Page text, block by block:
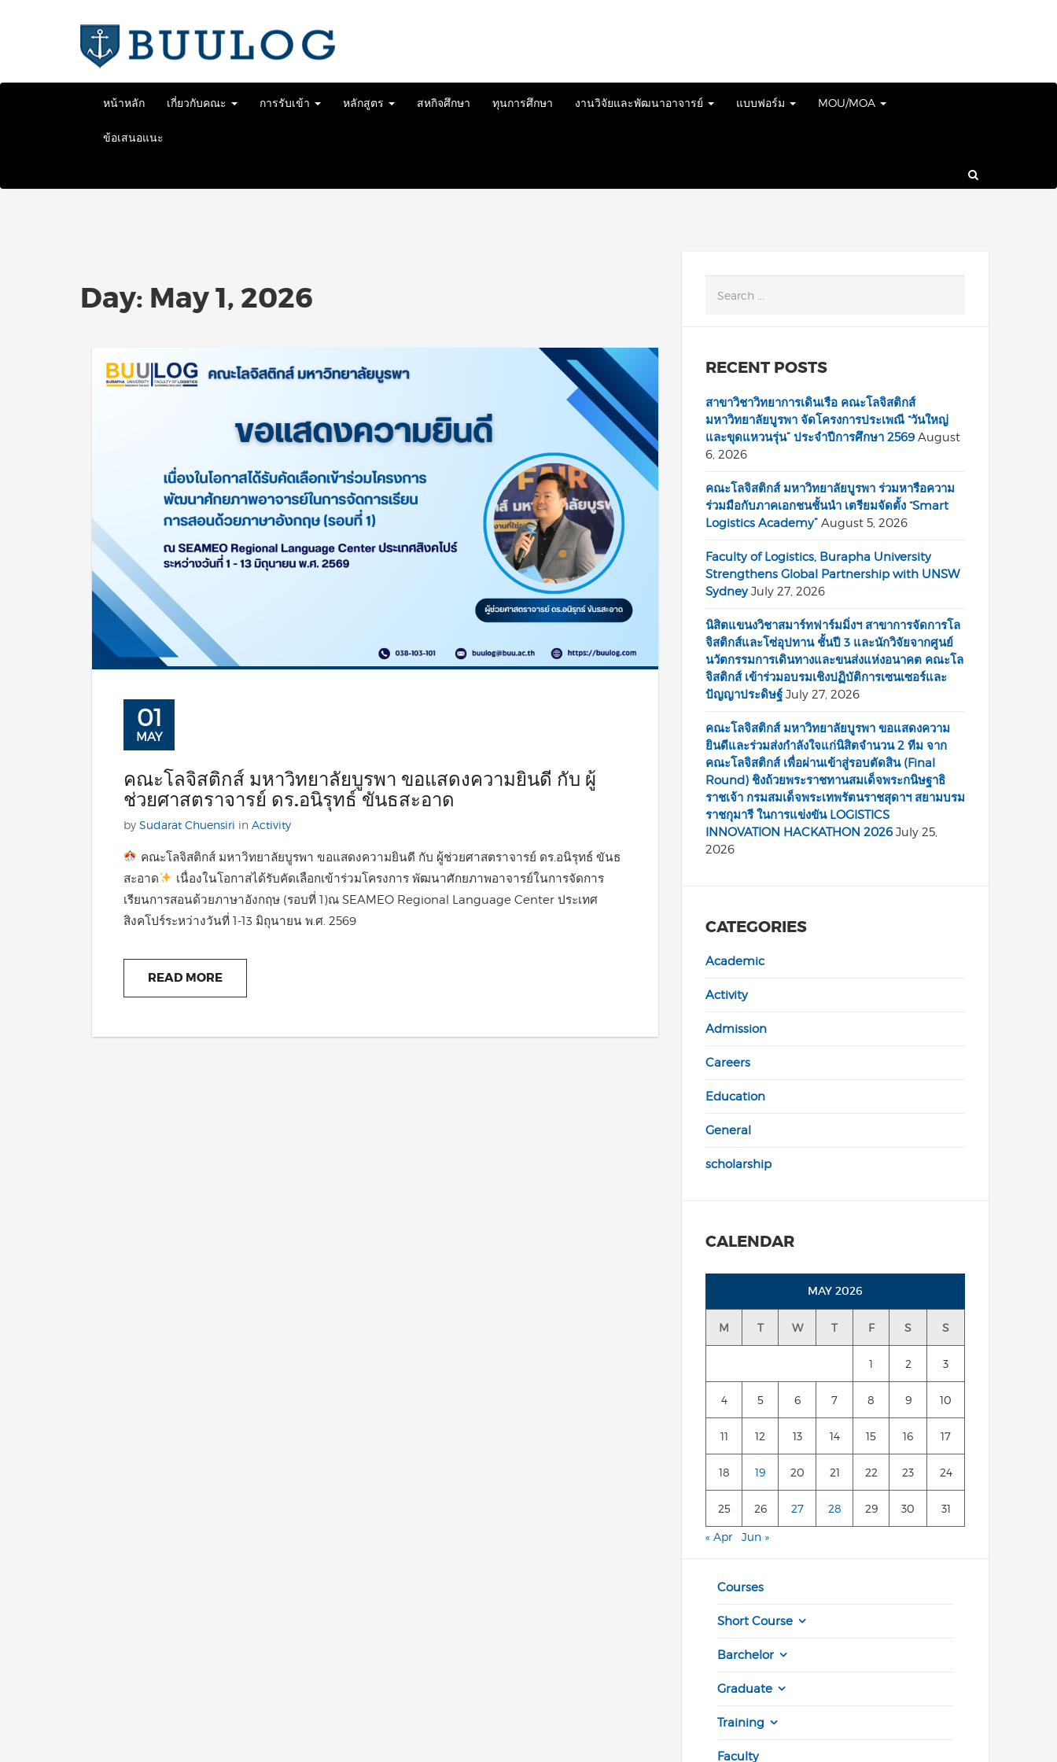
หน้าหลัก เกี่ยวกับคณะ การรับเข้า หลักสูตร สหกิจศึกษา ทุนการศึกษา งานวิจัยและพัฒนาอาจารย์ แบบฟอร์ม MOU/MOA
ข้อเสนอแนะ
Day: May 1, 2026
01
MAY
คณะโลจิสติกส์ มหาวิทยาลัยบูรพา ขอแสดงความยินดี กับ ผู้
ช่วยศาสตราจารย์ ดร.อนิรุทธ์ ขันธสะอาด
by Sudarat Chuensiri in Activity
คณะโลจิสติกส์ มหาวิทยาลัยบูรพา ขอแสดงความยินดี กับ ผู้ช่วยศาสตราจารย์ ดร.อนิรุทธ์ ขันธ
สะอาด
เนื่องในโอกาสได้รับคัดเลือกเข้าร่วมโครงการ พัฒนาศักยภาพอาจารย์ในการจัดการ
เรียนการสอนด้วยภาษาอังกฤษ (รอบที่ 1)ณ SEAMEO Regional Language Center ประเทศ
สิงคโปร์ระหว่างวันที่ 1-13 มิถุนายน พ.ศ. 2569
READ MORE
RECENT POSTS
สาขาวิชาวิทยาการเดินเรือ คณะโลจิสติกส์
มหาวิทยาลัยบูรพา จัดโครงการประเพณี “วันใหญ่
และขุดแหวนรุ่น” ประจำปีการศึกษา 2569 August
6, 2026
คณะโลจิสติกส์ มหาวิทยาลัยบูรพา ร่วมหารือความ
ร่วมมือกับภาคเอกชนชั้นนำ เตรียมจัดตั้ง “Smart
Logistics Academy” August 5, 2026
Faculty of Logistics, Burapha University
Strengthens Global Partnership with UNSW
Sydney July 27, 2026
นิสิตแขนงวิชาสมาร์ทฟาร์มมิ่งฯ สาขาการจัดการโล
จิสติกส์และโซ่อุปทาน ชั้นปี 3 และนักวิจัยจากศูนย์
นวัตกรรมการเดินทางและขนส่งแห่งอนาคต คณะโล
จิสติกส์ เข้าร่วมอบรมเชิงปฏิบัติการเซนเซอร์และ
ปัญญาประดิษฐ์ July 27, 2026
คณะโลจิสติกส์ มหาวิทยาลัยบูรพา ขอแสดงความ
ยินดีและร่วมส่งกำลังใจแก่นิสิตจำนวน 2 ทีม จาก
คณะโลจิสติกส์ เพื่อผ่านเข้าสู่รอบตัดสิน (Final
Round) ชิงถ้วยพระราชทานสมเด็จพระกนิษฐาธิ
ราชเจ้า กรมสมเด็จพระเทพรัตนราชสุดาฯ สยามบรม
ราชกุมารี ในการแข่งขัน LOGISTICS
INNOVATION HACKATHON 2026 July 25,
2026
CATEGORIES
Academic
Activity
Admission
Careers
Education
General
scholarship
CALENDAR
MAY 2026
M T W T F S S
1 2 3
4 5 6 7 8 9 10
11 12 13 14 15 16 17
18 19 20 21 22 23 24
25 26 27 28 29 30 31
« Apr Jun »
Courses
Short Course
Barchelor
Graduate
Training
Faculty